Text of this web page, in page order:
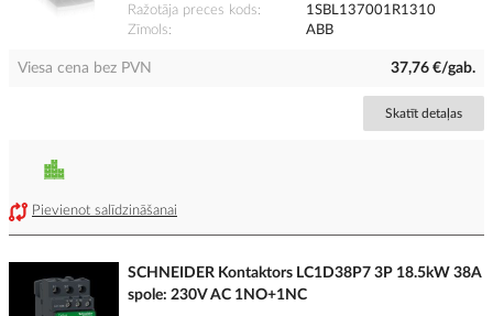
Ražotāja preces kods
1SBL137001R1310
Zīmols
ABB
Viesa cena bez PVN 37,76 €/gab.
Skatīt detaļas
Pievienot salīdzināšanai
SCHNEIDER Kontaktors LC1D38P7 3P 18.5kW 38A
spole: 230V AC 1NO+1NC